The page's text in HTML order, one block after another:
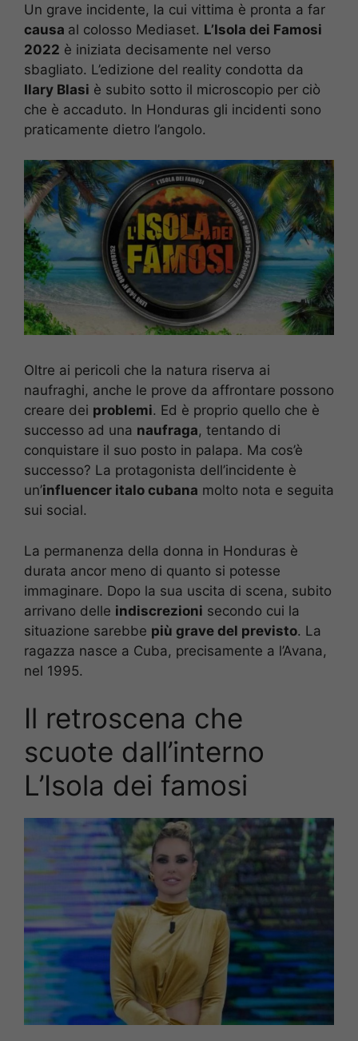
Un grave incidente, la cui vittima è pronta a far
causa al colosso Mediaset. L’Isola dei Famosi
2022 è iniziata decisamente nel verso
sbagliato. L’edizione del reality condotta da
Ilary Blasi è subito sotto il microscopio per ciò
che è accaduto. In Honduras gli incidenti sono
praticamente dietro l’angolo.
Oltre ai pericoli che la natura riserva ai
naufraghi, anche le prove da affrontare possono
creare dei problemi. Ed è proprio quello che è
successo ad una naufraga, tentando di
conquistare il suo posto in palapa. Ma cos’è
successo? La protagonista dell’incidente è
un’influencer italo cubana molto nota e seguita
sui social.
La permanenza della donna in Honduras è
durata ancor meno di quanto si potesse
immaginare. Dopo la sua uscita di scena, subito
arrivano delle indiscrezioni secondo cui la
situazione sarebbe più grave del previsto. La
ragazza nasce a Cuba, precisamente a l’Avana,
nel 1995.
Il retroscena che
scuote dall’interno
L’Isola dei famosi